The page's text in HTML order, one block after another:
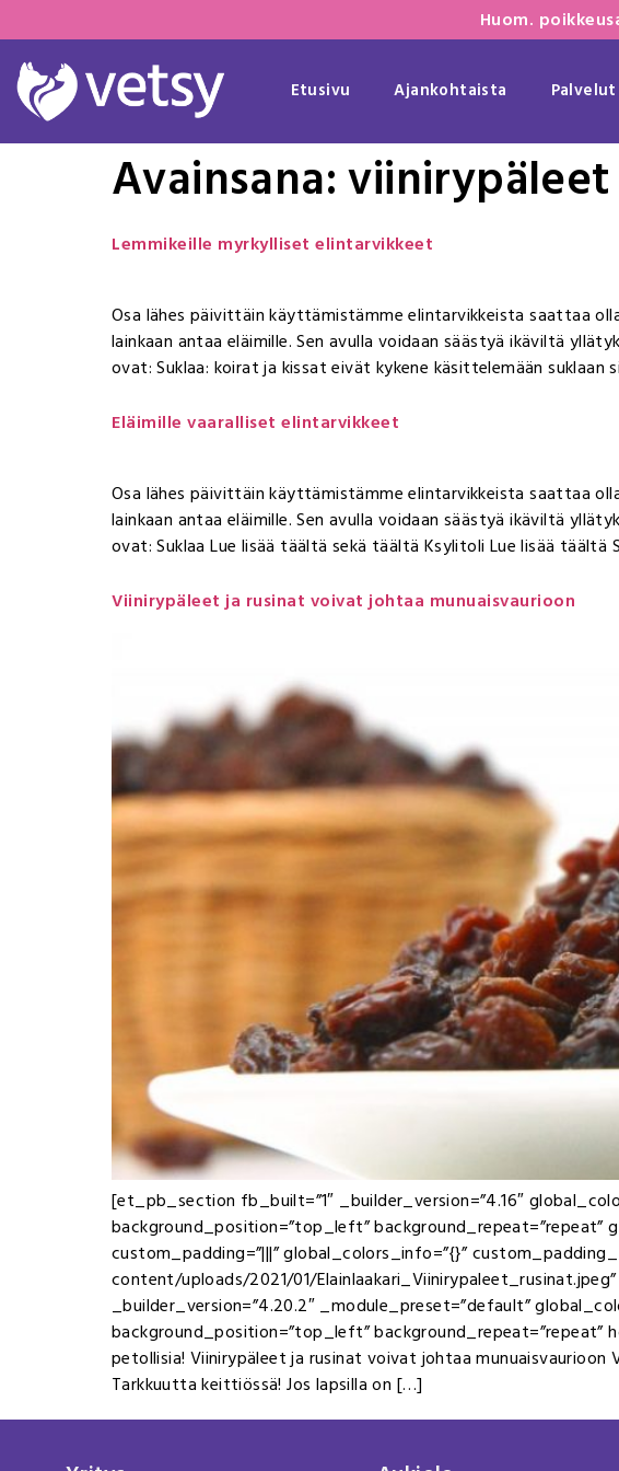
Huom.
Etusivu Ajankohtaista Palvelut
Avainsana:viinirypäleet
Lemmikeille myrkylliset elintarvikkeet
Osa lähes päivittäin käyttämistämme elintarvikkeista saattaa
lainkaan antaa eläimille. Sen avulla voidaan säästyä ikäviltä
ovat: Suklaa: koirat ja kissat eivät kykene käsittelemään
Eläimille vaaralliset elintarvikkeet
Osa lähes päivittäin käyttämistämme elintarvikkeista saattaa
lainkaan antaa eläimille. Sen avulla voidaan säästyä ikäviltä
ovat: Suklaa Lue lisää täältä sekä täältä Ksylitoli Lue lisää
Viinirypäleet ja rusinat voivat johtaa munuaisvaurioon
[et_pb_section fb_built=”1″ _builder_version=”4.16″
background_position=”top_left” background_repeat=”repeat”
custom_padding=”|||” global_colors_info=”{}”
content/uploads/2021/01/
_builder_version=”4.20.2″ _module_preset=”default”
background_position=”top_left” background_repeat=”repeat”
petollisia! Viinirypäleet ja rusinat voivat johtaa munuaisvaurioon
Tarkkuutta keittiössä! Jos lapsilla on […]